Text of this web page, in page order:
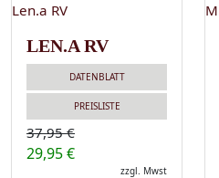
LEN.A RV
DATENBLATT
PREISLISTE
37,95 €
29,95 €
zzgl. Mwst